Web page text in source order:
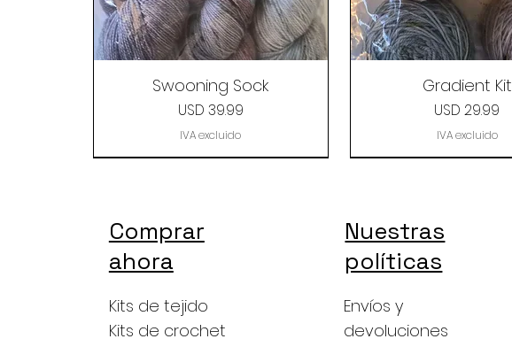
Swooning Sock
Precio
USD 39.99
IVA excluido
Gradient Kit
Precio
USD 29.99
IVA excluido
Comprar
ahora
Kits de tejido
Kits de crochet
Nuestras
políticas
Envíos y
devoluciones